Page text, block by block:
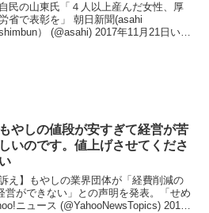
自民の山東氏「４人以上産んだ女性、厚
省で表彰を」 朝日新聞(asahi
） (@asahi) 2017年11月21日い
もやしの値段が安すぎて経営が苦
しいのです。値上げさせてくださ
い
え】もやしの業界団体が「経費削減の
営ができない」との声明を発表。「せめ
ニュース (@YahooNewsTopics) 2017